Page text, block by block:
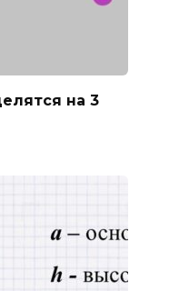
на 3